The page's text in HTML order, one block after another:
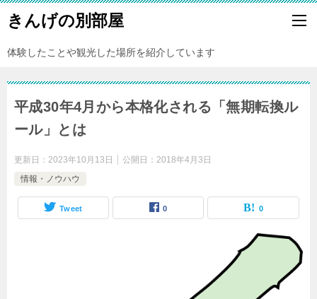
きんげの別部屋
体験したことや観光した場所を紹介しています
平成30年4月から本格化される「無期転換ル
ール」とは
更新日： 2023年10月13日 公開日： 2018年4月3日
情報・ノウハウ
Tweet 0 0